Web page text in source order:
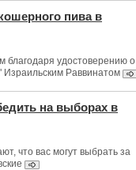
пива в
благодаря удостоверению о
Израильским Раввинатом
на выборах в
что вас могут выбрать за